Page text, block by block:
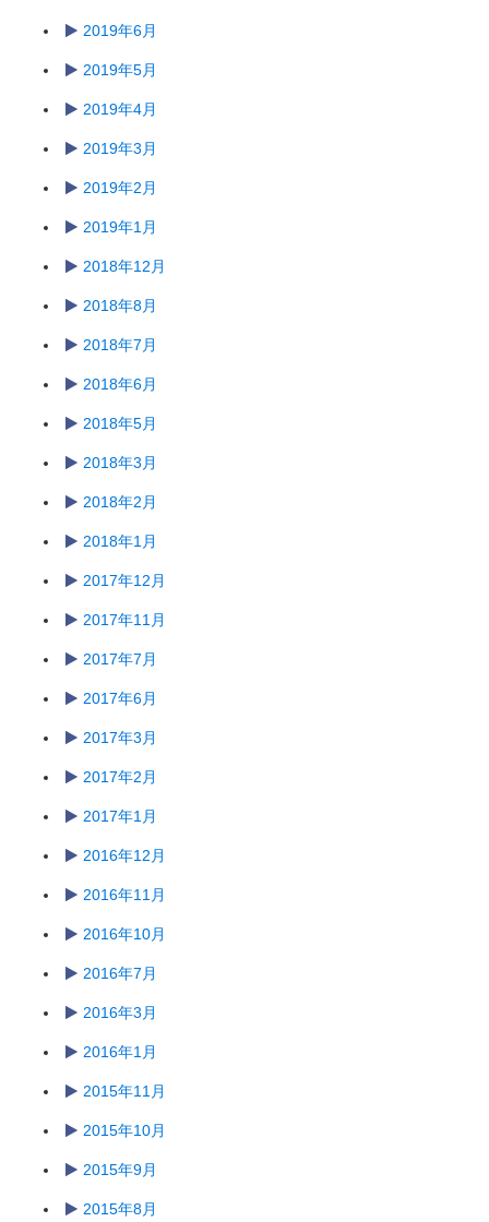
2019年6月
2019年5月
2019年4月
2019年3月
2019年2月
2019年1月
2018年12月
2018年8月
2018年7月
2018年6月
2018年5月
2018年3月
2018年2月
2018年1月
2017年12月
2017年11月
2017年7月
2017年6月
2017年3月
2017年2月
2017年1月
2016年12月
2016年11月
2016年10月
2016年7月
2016年3月
2016年1月
2015年11月
2015年10月
2015年9月
2015年8月